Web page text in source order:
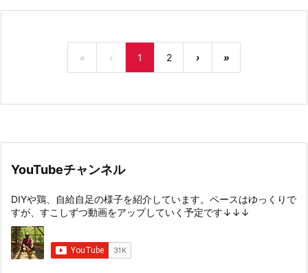
« ‹ 1 2 › »
YouTubeチャンネル
DIYや鶏、自給自足の様子を紹介しています。ペースはゆっくりで
すが、すこしずつ動画をアップしていく予定です↓↓↓